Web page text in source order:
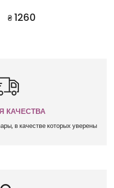
₴ 1260
КАЧЕСТВА
в качестве которых уверены